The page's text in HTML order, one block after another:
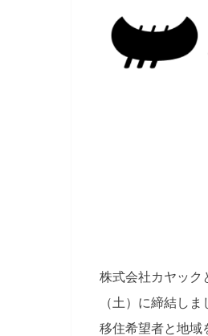
株式会社カヤック
（土）に締結しま
移住希望者と地域